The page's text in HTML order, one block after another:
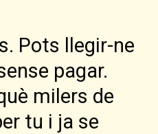
Pots llegir-ne
pagar.
milers de
tu i ja se